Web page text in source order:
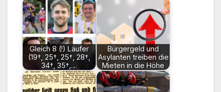
Gleich 8 (!) Läufer
(19†, 25†, 25†, 28†,
34†, 35†,…
Bürgergeld und
Asylanten treiben die
Mieten in die Höhe